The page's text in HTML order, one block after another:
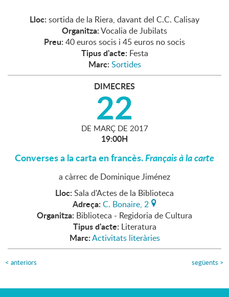
Lloc: sortida de la Riera, davant del C.C. Calisay
Organitza:Vocalia de Jubilats
Preu: 40 euros socis i 45 euros no socis
Tipus d'acte: Festa
Marc: Sortides
DIMECRES
22
DE MARÇ DE 2017
19:00H
Converses a la carta en francès.Français à la carte
a càrrec de Dominique Jiménez
Lloc: Sala d'Actes de la Biblioteca
Adreça: C. Bonaire, 2
Organitza: Biblioteca - Regidoria de Cultura
Tipus d'acte: Literatura
Marc:Activitats literàries
< anteriors següents >